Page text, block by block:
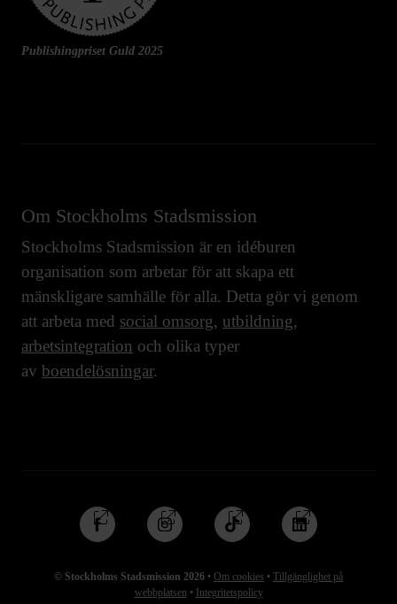
Publishingpriset Guld 2025
Om Stockholms Stadsmission
Stockholms Stadsmission är en idéburen
organisation som arbetar för att skapa ett
mänskligare samhälle för alla. Detta gör vi genom
att arbeta med social omsorg, utbildning,
arbetsintegration och olika typer
av boendelösningar.
© Stockholms Stadsmission 2026 • Om cookies • Tillgänglighet på
webbplatsen • Integritetspolicy
Följ
oss
Facebook
Följ
oss
Instagram
Följ
oss
TikTok
Följ
oss
Linkedin